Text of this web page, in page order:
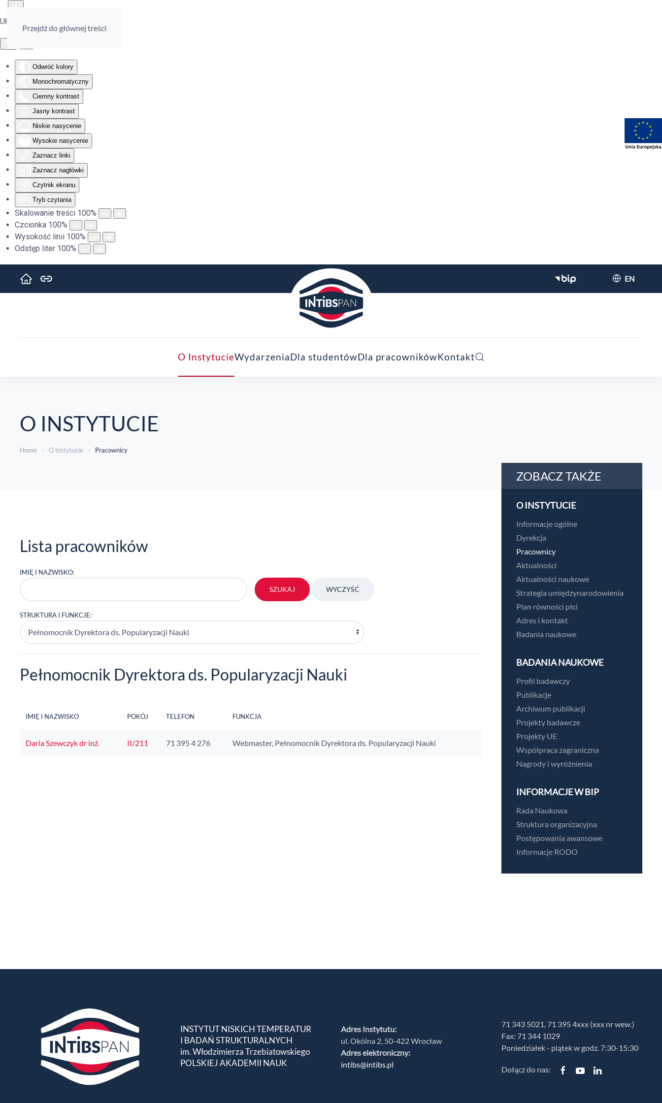
Ułatwienia dostępu
Odwróć kolory
Monochromatyczny
Ciemny kontrast
Jasny kontrast
Niskie nasycenie
Wysokie nasycenie
Zaznacz linki
Zaznacz nagłówki
Czytnik ekranu
Tryb czytania
Skalowanie treści 100%
Czcionka 100%
Wysokość linii 100%
Odstęp liter 100%
Przejdź do głównej treści
EN
O InstytucieWydarzeniaDla studentówDla pracownikówKontakt
O INSTYTUCIE
Home O Instytucie Pracownicy
Lista pracowników
IMIĘ I NAZWISKO:
STRUKTURA I FUNKCJE:
Pełnomocnik Dyrektora ds. Popularyzacji Nauki
IMIĘ I NAZWISKO POKÓJ TELEFON FUNKCJA
Daria Szewczyk dr inż. II/211 71 395 4 276 Webmaster, Pełnomocnik Dyrektora ds. Popularyzacji Nauki
ZOBACZ TAKŻE
O INSTYTUCIE
Informacje ogólne
Dyrekcja
Pracownicy
Aktualności
Aktualności naukowe
Strategia umiędzynarodowienia
Plan równości płci
Adres i kontakt
Badania naukowe
BADANIA NAUKOWE
Profil badawczy
Publikacje
Archiwum publikacji
Projekty badawcze
Projekty UE
Współpraca zagraniczna
Nagrody i wyróżnienia
INFORMACJE W BIP
Rada Naukowa
Struktura organizacyjna
Postępowania awansowe
Informacje RODO
INSTYTUT NISKICH TEMPERATUR
I BADAŃ STRUKTURALNYCH
im. Włodzimierza Trzebiatowskiego
POLSKIEJ AKADEMII NAUK
Adres Instytutu:
ul. Okólna 2, 50-422 Wrocław
Adres elektroniczny:
intibs@intibs.pl
71 343 5021, 71 395 4xxx (xxx nr wew.)
Fax: 71 344 1029
Poniedziałek - piątek w godz. 7:30-15:30
Dołącz do nas: